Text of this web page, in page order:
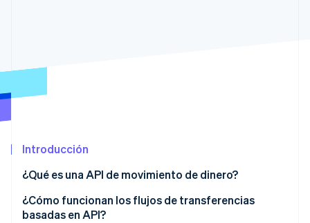
Introducción
¿Qué es una API de movimiento de dinero?
¿Cómo funcionan los flujos de transferencias
basadas en API?